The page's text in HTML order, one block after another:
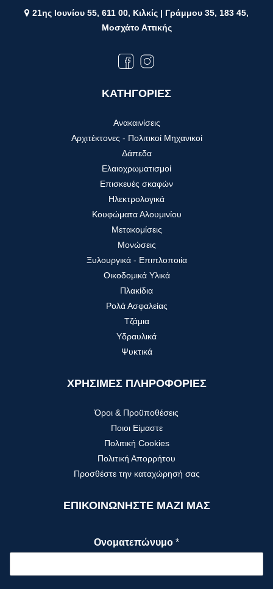
21ης Ιουνίου 55, 611 00, Κιλκίς | Γράμμου 35, 183 45,
Μοσχάτο Αττικής
ΚΑΤΗΓΟΡΙΕΣ
Ανακαινίσεις
Αρχιτέκτονες - Πολιτικοί Μηχανικοί
Δάπεδα
Ελαιοχρωματισμοί
Επισκευές σκαφών
Ηλεκτρολογικά
Κουφώματα Αλουμινίου
Μετακομίσεις
Μονώσεις
Ξυλουργικά - Επιπλοποιία
Οικοδομικά Υλικά
Πλακίδια
Ρολά Ασφαλείας
Τζάμια
Υδραυλικά
Ψυκτικά
ΧΡΗΣΙΜΕΣ ΠΛΗΡΟΦΟΡΙΕΣ
Όροι & Προϋποθέσεις
Ποιοι Είμαστε
Πολιτική Cookies
Πολιτική Απορρήτου
Προσθέστε την καταχώρησή σας
ΕΠΙΚΟΙΝΩΝΗΣΤΕ ΜΑΖΙ ΜΑΣ
Ονοματεπώνυμο *